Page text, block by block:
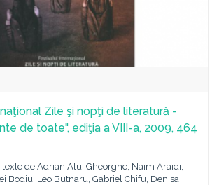
Zile şi nopţi de literatură -
de toate", ediţia a VIII-a, 2009, 464
de Adrian Alui Gheorghe, Naim Araidi,
Bodiu, Leo Butnaru, Gabriel Chifu, Denisa